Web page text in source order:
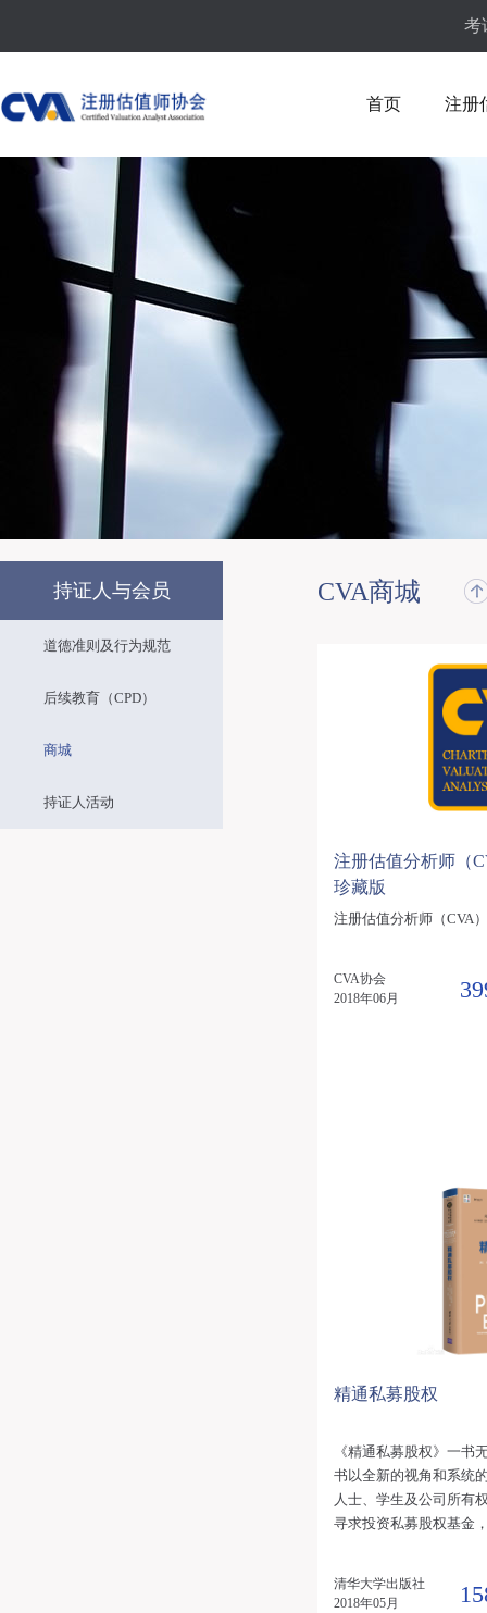
考
首页 注册
持证人与会员
道德准则及行为规范
后续教育（CPD）
商城
持证人活动
CVA商城
注册估值分析师（
珍藏版
注册估值分析师（CVA
CVA协会
2018年06月
精通私募股权
《精通私募股权》一书
书以全新的视角和系统
人士、学生及公司所有
寻求投资私募股权基金
资、从运营价值创造到
清华大学出版社
2018年05月